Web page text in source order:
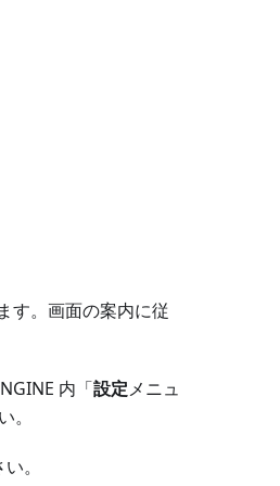
す。画面の案内に従
内「設定メニュ
。